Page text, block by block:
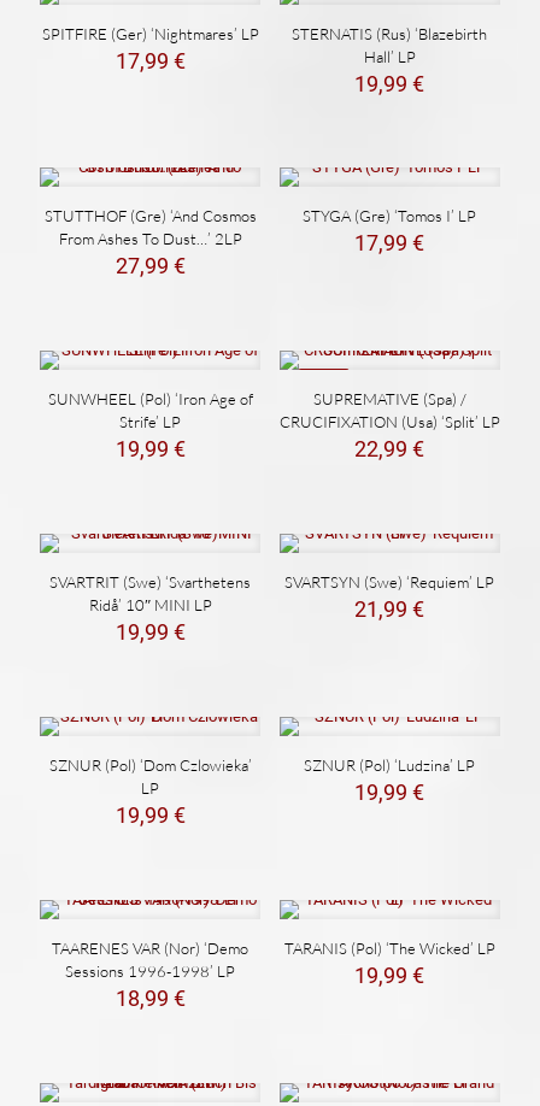
SPITFIRE (Ger) ‘Nightmares’ LP
17,99 €
STERNATIS (Rus) ‘Blazebirth
Hall’ LP
19,99€
STUTTHOF (Gre) ‘And Cosmos
From Ashes To Dust…’ 2LP
27,99 €
STYGA (Gre) ‘Tomos I’ LP
17,99€
SUNWHEEL (Pol) ‘Iron Age of
Strife’ LP
19,99 €
SUPREMATIVE (Spa) /
CRUCIFIXATION (Usa) ‘Split’ LP
22,99€
SVARTRIT (Swe) ‘Svarthetens
Ridå’ 10″ MINI LP
19,99 €
SVARTSYN (Swe) ‘Requiem’ LP
21,99€
SZNUR (Pol) ‘Dom Czlowieka’
LP
19,99 €
SZNUR (Pol) ‘Ludzina’ LP
19,99€
TAARENES VAR (Nor) ‘Demo
Sessions 1996-1998’ LP
18,99 €
TARANIS (Pol) ‘The Wicked’ LP
19,99€